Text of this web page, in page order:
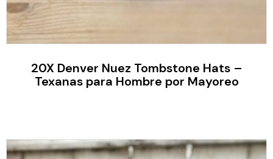
20X Denver Nuez Tombstone Hats –
Texanas para Hombre por Mayoreo